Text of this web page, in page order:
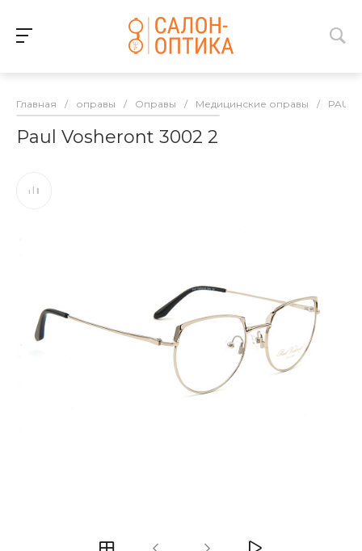
Главная / оправы / Оправы / Медицинские оправы / PAUL
Paul Vosheront 3002 2